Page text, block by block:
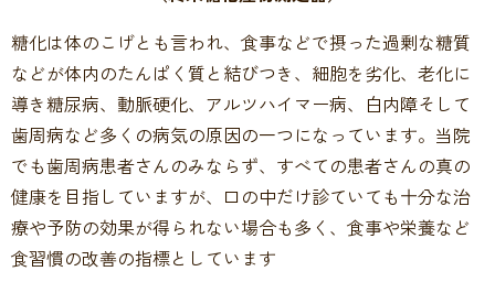
糖化は体のこげとも言われ、食事などで摂った過剰な糖質
などが体内のたんぱく質と結びつき、細胞を劣化、老化に
導き糖尿病、動脈硬化、アルツハイマー病、白内障そして
歯周病など多くの病気の原因の一つになっています。当院
でも歯周病患者さんのみならず、すべての患者さんの真の
健康を目指していますが、口の中だけ診ていても十分な治
療や予防の効果が得られない場合も多く、食事や栄養など
食習慣の改善の指標としています